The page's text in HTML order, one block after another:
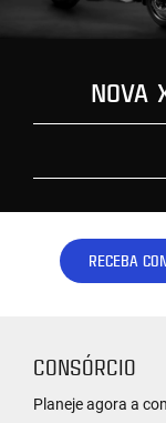
NOVA
RECEBA
CONSÓRCIO
Planeje agora a